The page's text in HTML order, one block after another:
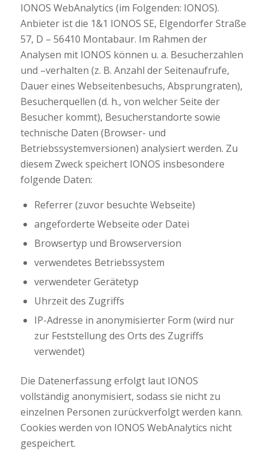
IONOS WebAnalytics (im Folgenden: IONOS).
Anbieter ist die 1&1 IONOS SE, Elgendorfer Straße
57, D – 56410 Montabaur. Im Rahmen der
Analysen mit IONOS können u. a. Besucherzahlen
und –verhalten (z. B. Anzahl der Seitenaufrufe,
Dauer eines Webseitenbesuchs, Absprungraten),
Besucherquellen (d. h., von welcher Seite der
Besucher kommt), Besucherstandorte sowie
technische Daten (Browser- und
Betriebssystemversionen) analysiert werden. Zu
diesem Zweck speichert IONOS insbesondere
folgende Daten:
Referrer (zuvor besuchte Webseite)
angeforderte Webseite oder Datei
Browsertyp und Browserversion
verwendetes Betriebssystem
verwendeter Gerätetyp
Uhrzeit des Zugriffs
IP-Adresse in anonymisierter Form (wird nur
zur Feststellung des Orts des Zugriffs
verwendet)
Die Datenerfassung erfolgt laut IONOS
vollständig anonymisiert, sodass sie nicht zu
einzelnen Personen zurückverfolgt werden kann.
Cookies werden von IONOS WebAnalytics nicht
gespeichert.